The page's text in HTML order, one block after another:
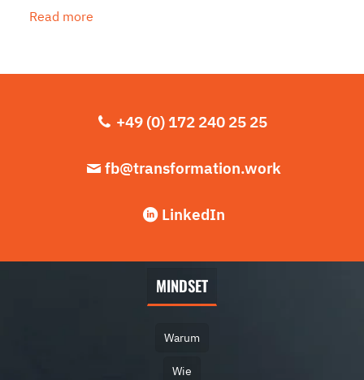
Read more
+49 (0) 172 240 25 25
fb@transformation.work
LinkedIn
MINDSET
Warum
Wie